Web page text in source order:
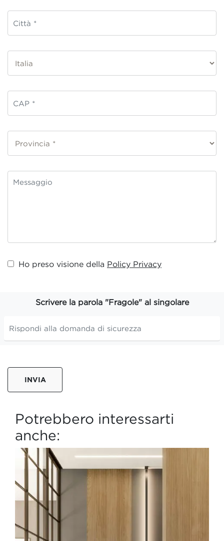
Ho preso visione della Policy Privacy
Scrivere la parola "Fragole" al singolare
INVIA
Potrebbero interessarti
anche: